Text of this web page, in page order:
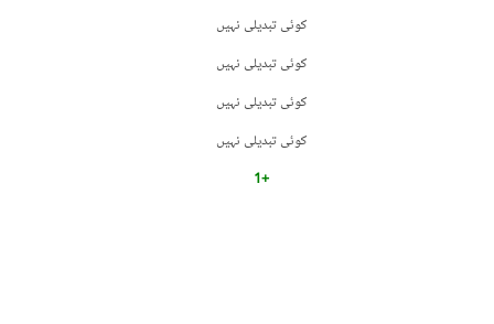
کوئی تبدیلی نہیں
کوئی تبدیلی نہیں
کوئی تبدیلی نہیں
کوئی تبدیلی نہیں
+1